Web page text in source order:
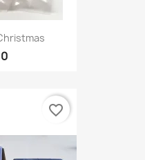
favorite_border